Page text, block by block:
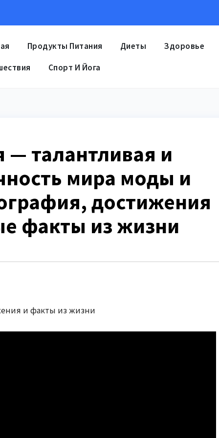
Продукты Питания Диеты Здоровье
Спорт И Йога
— талантливая и
мира моды и
достижения
факты из жизни